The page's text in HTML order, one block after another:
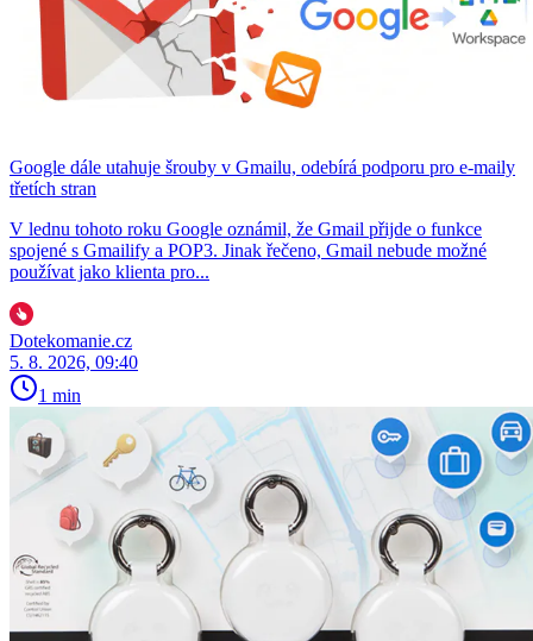
Google dále utahuje šrouby v Gmailu, odebírá podporu pro e-maily
třetích stran
V lednu tohoto roku Google oznámil, že Gmail přijde o funkce
spojené s Gmailify a POP3. Jinak řečeno, Gmail nebude možné
používat jako klienta pro...
Dotekomanie.cz
5. 8. 2026, 09:40
1 min